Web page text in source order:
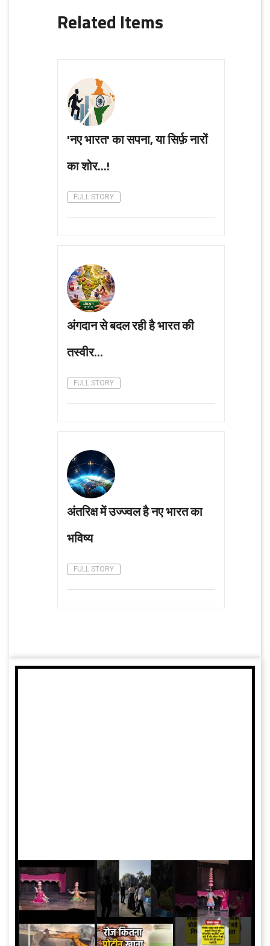
Related Items
'नए भारत' का सपना, या सिर्फ़ नारों
का शोर...!
FULL STORY
अंगदान से बदल रही है भारत की
तस्वीर...
FULL STORY
अंतरिक्ष में उज्ज्वल है नए भारत का
भविष्य
FULL STORY